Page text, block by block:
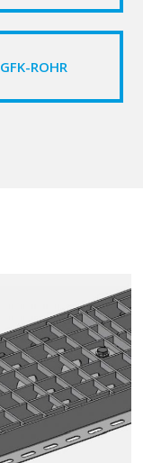
GFK-ROHR